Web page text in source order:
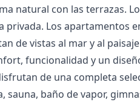
natural con las terrazas.
privada. Los apartamentos
de vistas al mar y al
funcionalidad y un
de una completa
sauna, baño de vapor,